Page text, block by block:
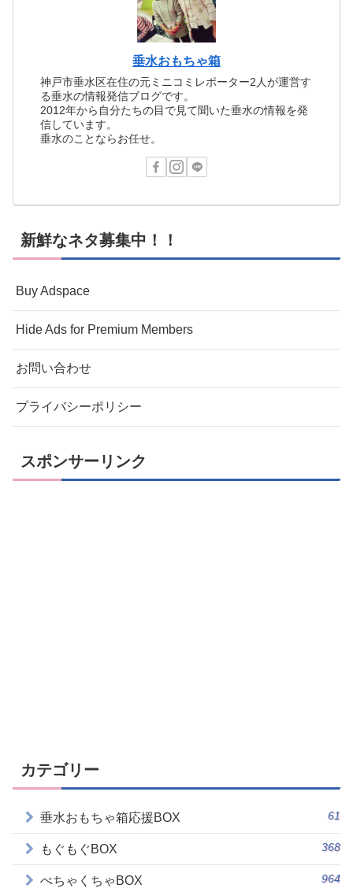
垂水おもちゃ箱
神戸市垂水区在住の元ミニコミレポーター2人が運営す
る垂水の情報発信ブログです。
2012年から自分たちの目で見て聞いた垂水の情報を発
信しています。
垂水のことならお任せ。
新鮮なネタ募集中！！
Buy Adspace
Hide Ads for Premium Members
お問い合わせ
プライバシーポリシー
スポンサーリンク
カテゴリー
垂水おもちゃ箱応援BOX 61
もぐもぐBOX 368
ぺちゃくちゃBOX 964